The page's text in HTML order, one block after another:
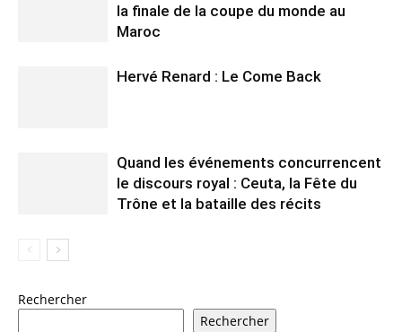
la finale de la coupe du monde au
Maroc
Hervé Renard : Le Come Back
Quand les événements concurrencent
le discours royal : Ceuta, la Fête du
Trône et la bataille des récits
Rechercher
Rechercher